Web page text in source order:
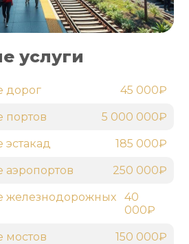
услуги
дорог 45 000₽
портов 5 000 000₽
185 000₽
аэропортов 250 000₽
железнодорожных
40
000₽
мостов 150 000₽